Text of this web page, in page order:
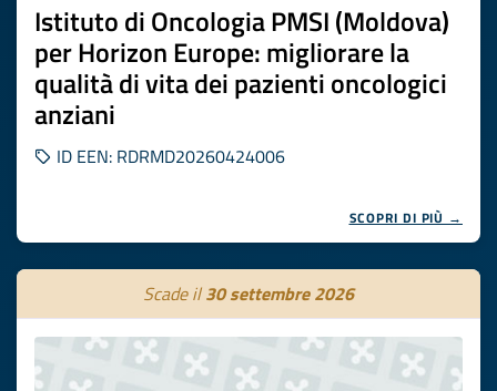
Istituto di Oncologia PMSI (Moldova)
per Horizon Europe: migliorare la
qualità di vita dei pazienti oncologici
anziani
ID EEN: RDRMD20260424006
SCOPRI DI PIÙ →
Scade il30 settembre 2026